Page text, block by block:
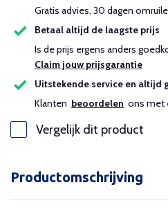
Gratis advies, 30 dagen
Betaal altijd de laagste prijs
Is de prijs ergens anders
Claim jouw prijsgarantie
Uitstekende service en altijd
Klanten beoordelen ons met
Vergelijk dit product
Productomschrijving